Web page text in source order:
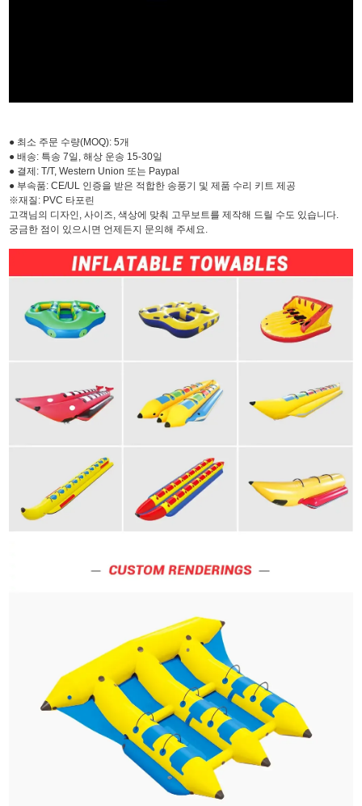
● 최소 주문 수량(MOQ): 5개
● 배송: 특송 7일, 해상 운송 15-30일
● 결제: T/T, Western Union 또는 Paypal
● 부속품: CE/UL 인증을 받은 적합한 송풍기 및 제품 수리 키트 제공
※재질: PVC 타포린
고객님의 디자인, 사이즈, 색상에 맞춰 고무보트를 제작해 드릴 수도 있습니다.
궁금한 점이 있으시면 언제든지 문의해 주세요.